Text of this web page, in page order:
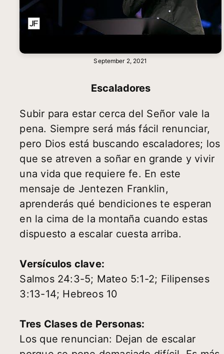
September 2, 2021
Escaladores
Subir para estar cerca del Señor vale la
pena. Siempre será más fácil renunciar,
pero Dios está buscando escaladores; los
que se atreven a soñar en grande y vivir
una vida que requiere fe. En este
mensaje de Jentezen Franklin,
aprenderás qué bendiciones te esperan
en la cima de la montaña cuando estas
dispuesto a escalar cuesta arriba.
Versículos clave:
Salmos 24:3-5; Mateo 5:1-2; Filipenses
3:13-14; Hebreos 10
Tres Clases de Personas:
Los que renuncian: Dejan de escalar